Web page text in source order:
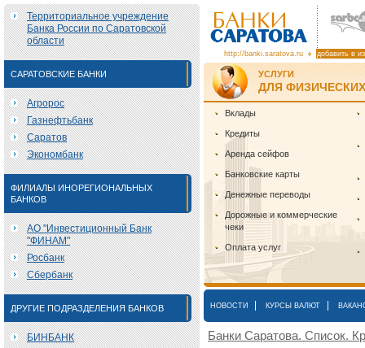
Территориальное учреждение
Банка России по Саратовской
области
САРАТОВСКИЕ БАНКИ
Агророс
Газнефтьбанк
Саратов
Экономбанк
ФИЛИАЛЫ ИНОРЕГИОНАЛЬНЫХ
БАНКОВ
АО "Инвестиционный Банк
"ФИНАМ"
Росбанк
Сбербанк
ДРУГИЕ ПОДРАЗДЕЛЕНИЯ БАНКОВ
БИНБАНК
http://banki.saratova.ru добавить в
УСЛУГИ
ДЛЯ
Вклады
Кредиты
Аренда сейфов
Банковские карты
Денежные переводы
Дорожные и коммерческие
чеки
Оплата услуг
НОВОСТИ КУРСЫ ВАЛЮТ
Банки Саратова. Список.